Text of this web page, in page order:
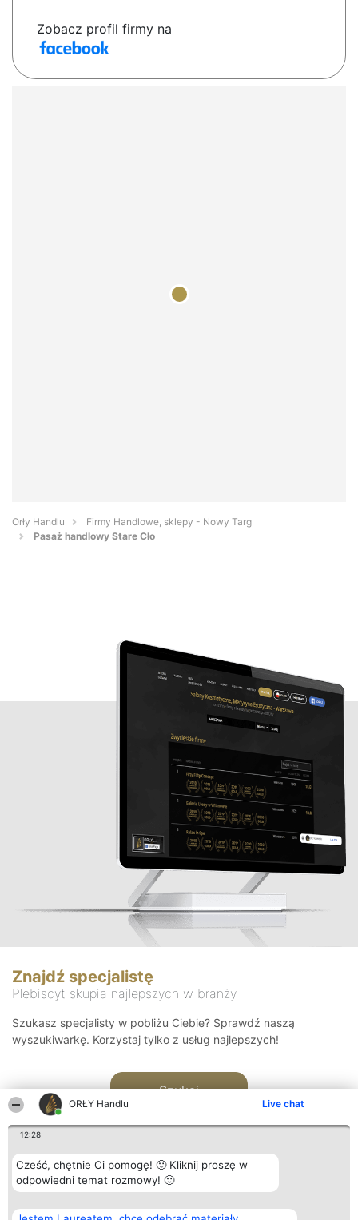
ORŁY Handlu Live chat
12:28
Cześć, chętnie Ci pomogę! 🙂 Kliknij proszę w
odpowiedni temat rozmowy! 🙂
Zobacz profil firmy na
Orły Handlu
Firmy Handlowe, sklepy - Nowy Targ
Pasaż handlowy Stare Cło
Znajdź specjalistę
Plebiscyt skupia najlepszych w branży
Szukasz specjalisty w pobliżu Ciebie? Sprawdź naszą
wyszukiwarkę. Korzystaj tylko z usług najlepszych!
Szukaj
Organizator plebiscytu Plebiscyt Kontakt